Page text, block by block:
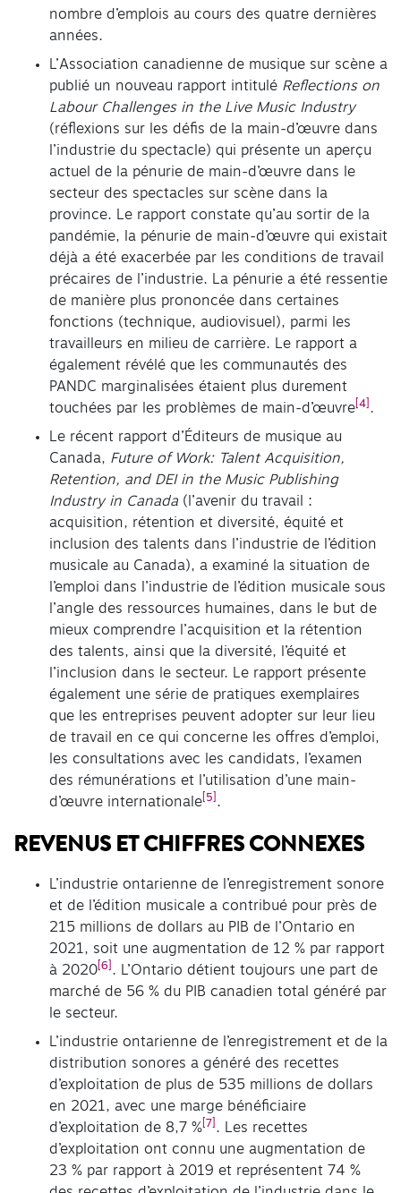
nombre d’emplois au cours des quatre dernières
années.
L’Association canadienne de musique sur scène a
publié un nouveau rapport intitulé Reflections on
Labour Challenges in the Live Music Industry
(réflexions sur les défis de la main-d’œuvre dans
l’industrie du spectacle) qui présente un aperçu
actuel de la pénurie de main-d’œuvre dans le
secteur des spectacles sur scène dans la
province. Le rapport constate qu’au sortir de la
pandémie, la pénurie de main-d’œuvre qui existait
déjà a été exacerbée par les conditions de travail
précaires de l’industrie. La pénurie a été ressentie
de manière plus prononcée dans certaines
fonctions (technique, audiovisuel), parmi les
travailleurs en milieu de carrière. Le rapport a
également révélé que les communautés des
PANDC marginalisées étaient plus durement
touchées par les problèmes de main-d’œuvre [4] .
Le récent rapport d’Éditeurs de musique au
Canada, Future of Work: Talent Acquisition,
Retention, and DEI in the Music Publishing
Industry in Canada (l’avenir du travail :
acquisition, rétention et diversité, équité et
inclusion des talents dans l’industrie de l’édition
musicale au Canada), a examiné la situation de
l’emploi dans l’industrie de l’édition musicale sous
l’angle des ressources humaines, dans le but de
mieux comprendre l’acquisition et la rétention
des talents, ainsi que la diversité, l’équité et
l’inclusion dans le secteur. Le rapport présente
également une série de pratiques exemplaires
que les entreprises peuvent adopter sur leur lieu
de travail en ce qui concerne les offres d’emploi,
les consultations avec les candidats, l’examen
des rémunérations et l’utilisation d’une main-
d’œuvre internationale [5] .
REVENUS ET CHIFFRES CONNEXES
L’industrie ontarienne de l’enregistrement sonore
et de l’édition musicale a contribué pour près de
215 millions de dollars au PIB de l’Ontario en
2021, soit une augmentation de 12 % par rapport
à 2020 [6] . L’Ontario détient toujours une part de
marché de 56 % du PIB canadien total généré par
le secteur.
L’industrie ontarienne de l’enregistrement et de la
distribution sonores a généré des recettes
d’exploitation de plus de 535 millions de dollars
en 2021, avec une marge bénéficiaire
d’exploitation de 8,7 % [7] . Les recettes
d’exploitation ont connu une augmentation de
23 % par rapport à 2019 et représentent 74 %